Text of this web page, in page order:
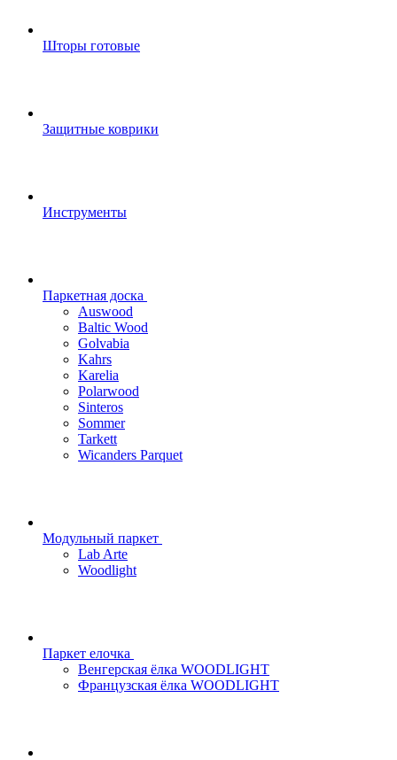
Шторы готовые
Защитные коврики
Инструменты
Паркетная доска
Auswood
Baltic Wood
Golvabia
Kahrs
Karelia
Polarwood
Sinteros
Sommer
Tarkett
Wicanders Parquet
Модульный паркет
Lab Arte
Woodlight
Паркет елочка
Венгерская ёлка WOODLIGHT
Французская ёлка WOODLIGHT